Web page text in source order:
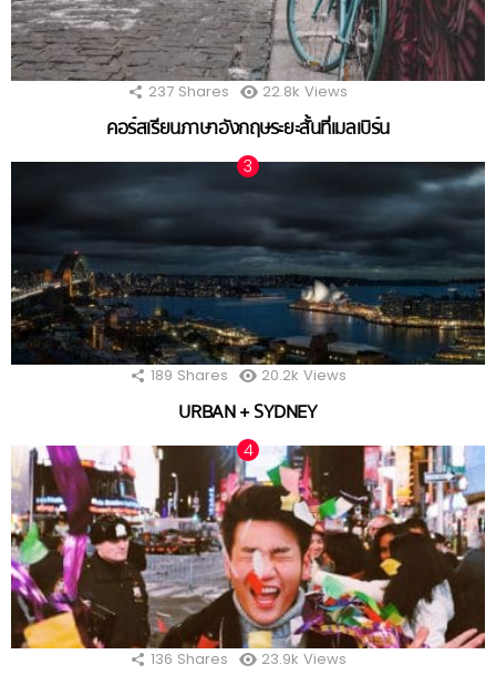
237 Shares 22.8k Views
คอร์สเรียนภาษาอังกฤษระยะสั้นที่เมลเบิร์น
189 Shares 20.2k Views
URBAN + SYDNEY
136 Shares 23.9k Views